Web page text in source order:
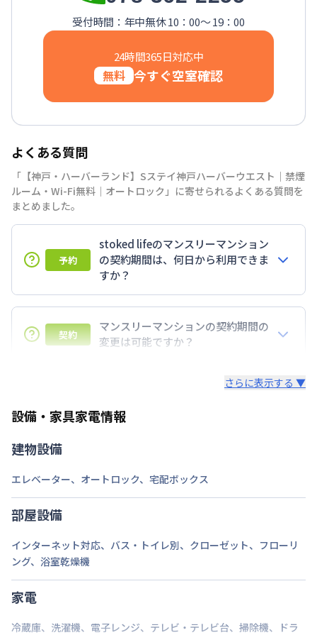
受付時間：年中無休 10：00～ 19：00
24時間365日対応中
無料 今すぐ空室確認
よくある質問
「【神戸・ハーバーランド】Sステイ神戸ハーバーウエスト｜禁煙
ルーム・Wi-Fi無料｜オートロック」に寄せられるよくある質問を
まとめました。
予約
stoked lifeのマンスリーマンション
の契約期間は、何日から利用できま
すか？
7日以上からのご契約期間ですが1ヶ月（30日）以上
のご契約期間の地域もございますのでお気軽にお問い
合わせください。
契約
マンスリーマンションの契約期間の
変更は可能ですか？
約が入っていなければ、ご対応可能です。その際、再
い。期間の変更がある場合は、できるだけお早めにご
さらに表示する ▼
設備・家具家電情報
建物設備
エレベーター、 オートロック、 宅配ボックス
部屋設備
インターネット対応、 バス・トイレ別、 クローゼット、 フローリ
ング、 浴室乾燥機
家電
冷蔵庫、 洗濯機、 電子レンジ、 テレビ・テレビ台、 掃除機、
ドラ